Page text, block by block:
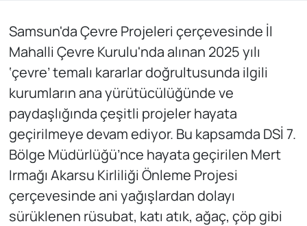
Samsun'da Çevre Projeleri çerçevesinde İl
Mahalli Çevre Kurulu'nda alınan 2025 yılı
‘çevre’ temalı kararlar doğrultusunda ilgili
kurumların ana yürütücülüğünde ve
paydaşlığında çeşitli projeler hayata
geçirilmeye devam ediyor. Bu kapsamda DSİ 7.
Bölge Müdürlüğü’nce hayata geçirilen Mert
Irmağı Akarsu Kirliliği Önleme Projesi
çerçevesinde ani yağışlardan dolayı
sürüklenen rüsubat, katı atık, ağaç, çöp gibi
Yerel